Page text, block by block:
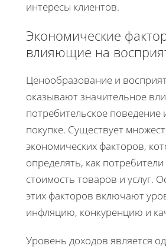
интересы клиентов.
Экономические
влияющие на
Ценообразование и
оказывают значительное
потребительское
покупке. Существует
экономических факторов,
определять, как
стоимость товаров и услуг.
этих факторов включают
инфляцию, конкуренцию и
Уровень доходов является